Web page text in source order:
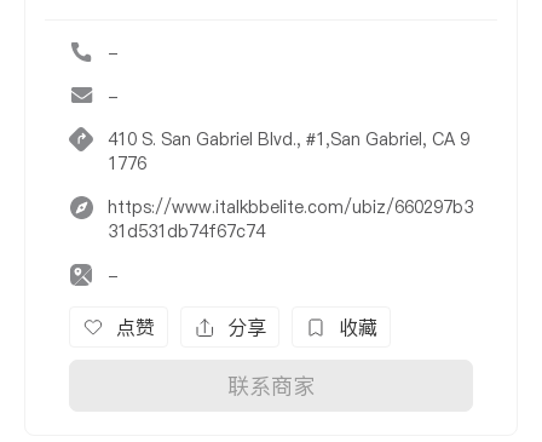
-
-
410 S. San Gabriel Blvd., #1,San Gabriel, CA 9
1776
https://www.italkbbelite.com/ubiz/660297b3
31d531db74f67c74
-
点赞 分享 收藏
联系商家